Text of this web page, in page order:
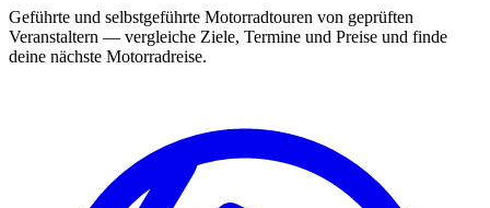
Geführte und selbstgeführte Motorradtouren von geprüften
Veranstaltern — vergleiche Ziele, Termine und Preise und finde
deine nächste Motorradreise.